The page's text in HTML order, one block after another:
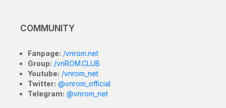
COMMUNITY
Fanpage: /vnrom.net
Group: /vnROM.CLUB
Youtube: /vnrom_net
Twitter: @vnrom_official
Telegram: @vnrom_net